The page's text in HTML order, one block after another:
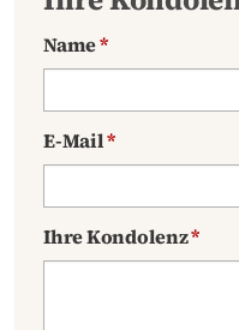
Name*
E-Mail*
Ihre Kondolenz*